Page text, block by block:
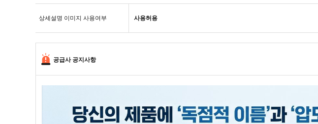
상세설명 이미지 사용여부 사용허용
공급사 공지사항